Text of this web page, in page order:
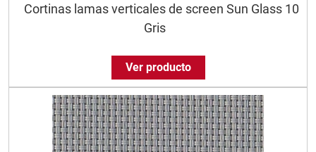
Cortinas lamas verticales de screen Sun Glass 10
Gris
Ver producto